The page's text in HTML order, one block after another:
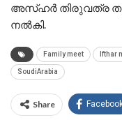
അസ്ഹർ തിരുവത്ര
നൽകി.
Family meet Ifthar
SoudiArabia
Share